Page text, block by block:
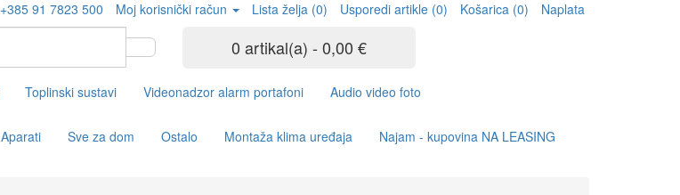
+385 91 7823 500 Moj korisnički račun Lista želja (0) Usporedi artikle (0) Košarica (0) Naplata
0 artikal(a) - 0,00 €
Toplinski sustavi Videonadzor alarm portafoni Audio video foto
Sve za dom Ostalo Montaža klima uređaja Najam - kupovina NA LEASING